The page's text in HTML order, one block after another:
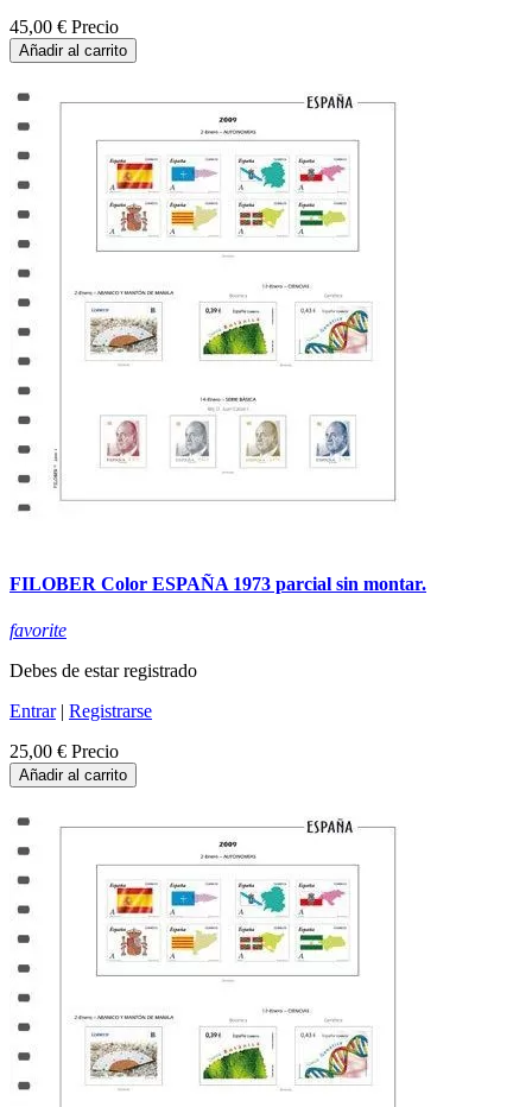
45,00 € Precio
Añadir al carrito
FILOBER Color ESPAÑA 1973 parcial sin montar.
favorite
Debes de estar registrado
Entrar| Registrarse
25,00 € Precio
Añadir al carrito